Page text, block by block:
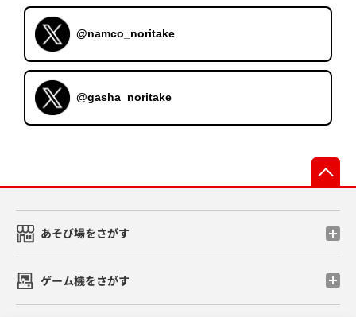
@namco_noritake
@gasha_noritake
あそび場をさがす
ゲーム機をさがす